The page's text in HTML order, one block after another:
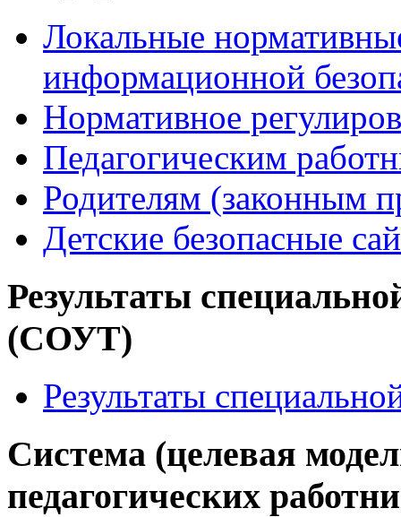
Локальные
информационной
Нормативное
Педагогическим
Родителям (законным
Детские безопасные
Результаты
(СОУТ)
Результаты
Система (целевая
педагогических